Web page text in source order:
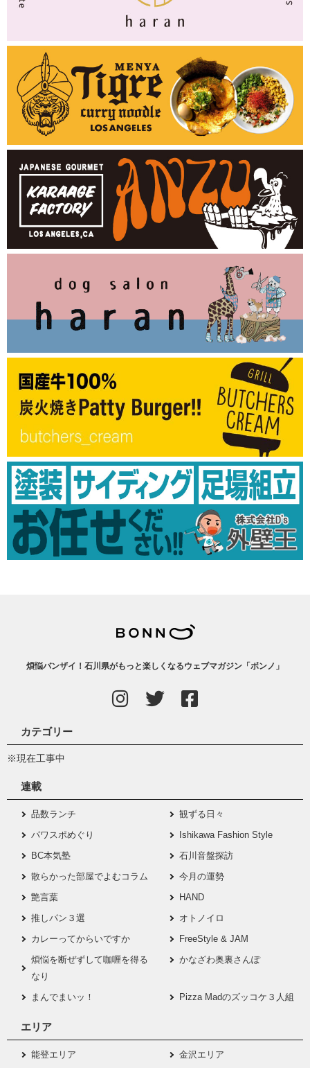
煩悩バンザイ！石川県がもっと楽しくなるウェブマガジン「ボンノ」
カテゴリー
※現在工事中
連載
品数ランチ
観ずる日々
パワスポめぐり
Ishikawa Fashion Style
BC本気塾
石川音盤探訪
散らかった部屋でよむコラム
今月の運勢
艶言葉
HAND
推しパン３選
オトノイロ
カレーってからいですか
FreeStyle & JAM
煩悩を断ぜずして咖喱を得る
なり
かなざわ奥裏さんぽ
まんでまいッ！ Pizza Madのズッコケ３人組
エリア
能登エリア 金沢エリア